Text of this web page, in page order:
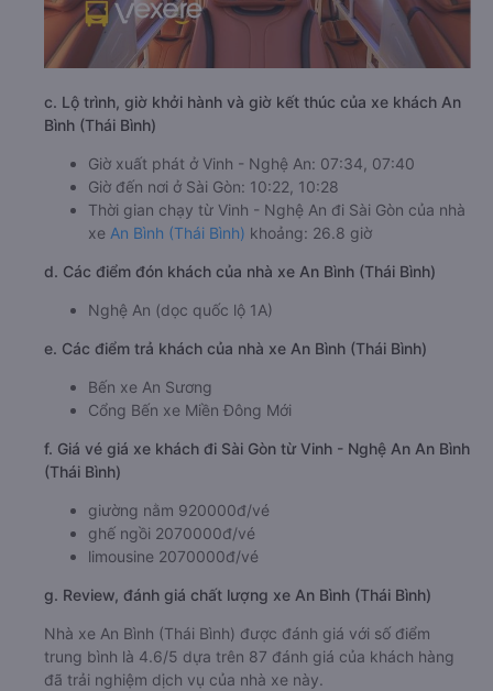
c. Lộ trình, giờ khởi hành và giờ kết thúc của xe khách An
Bình (Thái Bình)
Giờ xuất phát ở Vinh - Nghệ An: 07:34, 07:40
Giờ đến nơi ở Sài Gòn: 10:22, 10:28
Thời gian chạy từ Vinh - Nghệ An đi Sài Gòn của nhà
xe An Bình (Thái Bình) khoảng: 26.8 giờ
d. Các điểm đón khách của nhà xe An Bình (Thái Bình)
Nghệ An (dọc quốc lộ 1A)
e. Các điểm trả khách của nhà xe An Bình (Thái Bình)
Bến xe An Sương
Cổng Bến xe Miền Đông Mới
f. Giá vé giá xe khách đi Sài Gòn từ Vinh - Nghệ An An Bình
(Thái Bình)
giường nằm 920000đ/vé
ghế ngồi 2070000đ/vé
limousine 2070000đ/vé
g. Review, đánh giá chất lượng xe An Bình (Thái Bình)
Nhà xe An Bình (Thái Bình) được đánh giá với số điểm
trung bình là 4.6/5 dựa trên 87 đánh giá của khách hàng
đã trải nghiệm dịch vụ của nhà xe này.